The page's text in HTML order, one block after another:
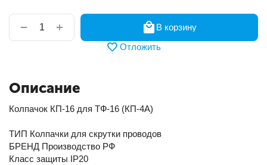
+
−
В корзину
Отложить
Описание
Колпачок КП-16 для ТФ-16 (КП-4А)
ТИП Колпачки для скрутки проводов
БРЕНД Производство РФ
Класс защиты IP20